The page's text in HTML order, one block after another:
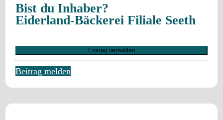
Bist du Inhaber?
Eiderland-Bäckerei Filiale Seeth
Eintrag verwalten
Beitrag melden